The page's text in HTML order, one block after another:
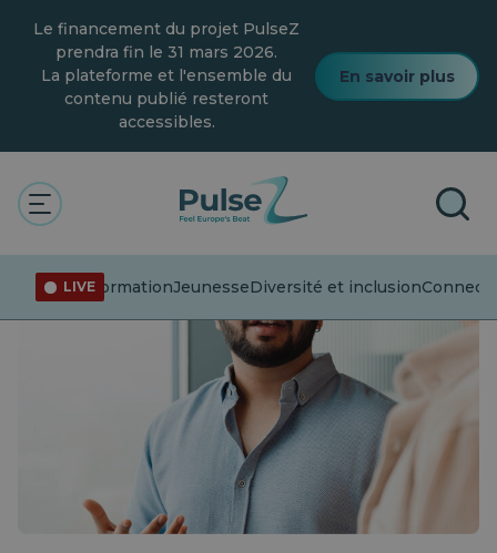
content
Le financement du projet PulseZ
prendra fin le 31 mars 2026.
La plateforme et l'ensemble du
contenu publié resteront
accessibles.
En savoir plus
LIVE
DésinformationJeunesseDiversité et inclusion